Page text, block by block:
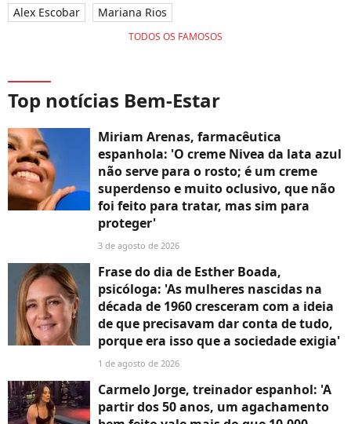
Alex Escobar Mariana Rios
TODOS OS FAMOSOS
Top notícias Bem-Estar
Miriam Arenas, farmacêutica
espanhola: 'O creme Nivea da lata azul
não serve para o rosto; é um creme
superdenso e muito oclusivo, que não
foi feito para tratar, mas sim para
proteger'
3 de agosto de 2026
Frase do dia de Esther Boada,
psicóloga: 'As mulheres nascidas na
década de 1960 cresceram com a ideia
de que precisavam dar conta de tudo,
porque era isso que a sociedade exigia'
1 de agosto de 2026
Carmelo Jorge, treinador espanhol: 'A
partir dos 50 anos, um agachamento